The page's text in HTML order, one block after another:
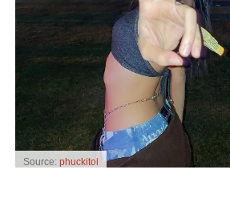
Source: phuckitol